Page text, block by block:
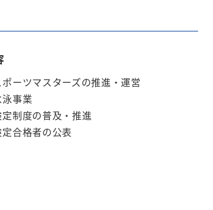
ポーツマスターズの推進・運営
事業
制度の普及・推進
合格者の公表